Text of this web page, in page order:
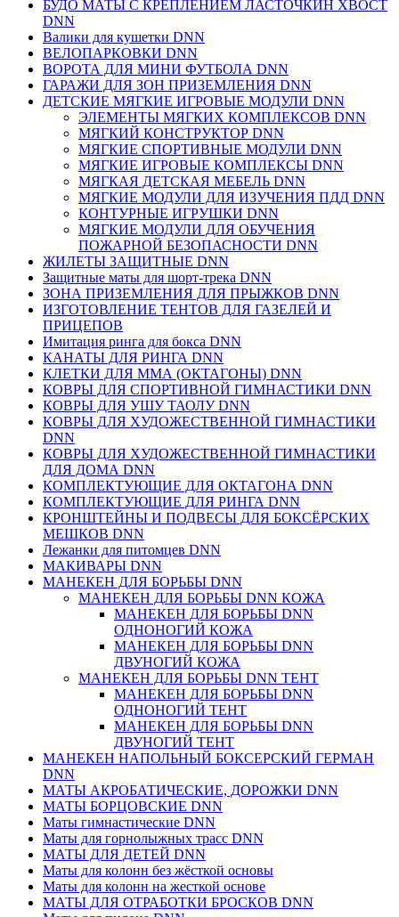
БУДО МАТЫ С КРЕПЛЕНИЕМ ЛАСТОЧКИН ХВОСТ
DNN
Валики для кушетки DNN
ВЕЛОПАРКОВКИ DNN
ВОРОТА ДЛЯ МИНИ ФУТБОЛА DNN
ГАРАЖИ ДЛЯ ЗОН ПРИЗЕМЛЕНИЯ DNN
ДЕТСКИЕ МЯГКИЕ ИГРОВЫЕ МОДУЛИ DNN
ЭЛЕМЕНТЫ МЯГКИХ КОМПЛЕКСОВ DNN
МЯГКИЙ КОНСТРУКТОР DNN
МЯГКИЕ СПОРТИВНЫЕ МОДУЛИ DNN
МЯГКИЕ ИГРОВЫЕ КОМПЛЕКСЫ DNN
МЯГКАЯ ДЕТСКАЯ МЕБЕЛЬ DNN
МЯГКИЕ МОДУЛИ ДЛЯ ИЗУЧЕНИЯ ПДД DNN
КОНТУРНЫЕ ИГРУШКИ DNN
МЯГКИЕ МОДУЛИ ДЛЯ ОБУЧЕНИЯ
ПОЖАРНОЙ БЕЗОПАСНОСТИ DNN
ЖИЛЕТЫ ЗАЩИТНЫЕ DNN
Защитные маты для шорт-трека DNN
ЗОНА ПРИЗЕМЛЕНИЯ ДЛЯ ПРЫЖКОВ DNN
ИЗГОТОВЛЕНИЕ ТЕНТОВ ДЛЯ ГАЗЕЛЕЙ И
ПРИЦЕПОВ
Имитация ринга для бокса DNN
КАНАТЫ ДЛЯ РИНГА DNN
КЛЕТКИ ДЛЯ ММА (ОКТАГОНЫ) DNN
КОВРЫ ДЛЯ СПОРТИВНОЙ ГИМНАСТИКИ DNN
КОВРЫ ДЛЯ УШУ ТАОЛУ DNN
КОВРЫ ДЛЯ ХУДОЖЕСТВЕННОЙ ГИМНАСТИКИ
DNN
КОВРЫ ДЛЯ ХУДОЖЕСТВЕННОЙ ГИМНАСТИКИ
ДЛЯ ДОМА DNN
КОМПЛЕКТУЮЩИЕ ДЛЯ ОКТАГОНА DNN
КОМПЛЕКТУЮЩИЕ ДЛЯ РИНГА DNN
КРОНШТЕЙНЫ И ПОДВЕСЫ ДЛЯ БОКСЁРСКИХ
МЕШКОВ DNN
Лежанки для питомцев DNN
МАКИВАРЫ DNN
МАНЕКЕН ДЛЯ БОРЬБЫ DNN
МАНЕКЕН ДЛЯ БОРЬБЫ DNN КОЖА
МАНЕКЕН ДЛЯ БОРЬБЫ DNN
ОДНОНОГИЙ КОЖА
МАНЕКЕН ДЛЯ БОРЬБЫ DNN
ДВУНОГИЙ КОЖА
МАНЕКЕН ДЛЯ БОРЬБЫ DNN ТЕНТ
МАНЕКЕН ДЛЯ БОРЬБЫ DNN
ОДНОНОГИЙ ТЕНТ
МАНЕКЕН ДЛЯ БОРЬБЫ DNN
ДВУНОГИЙ ТЕНТ
МАНЕКЕН НАПОЛЬНЫЙ БОКСЕРСКИЙ ГЕРМАН
DNN
МАТЫ АКРОБАТИЧЕСКИЕ, ДОРОЖКИ DNN
МАТЫ БОРЦОВСКИЕ DNN
Маты гимнастические DNN
Маты для горнолыжных трасс DNN
МАТЫ ДЛЯ ДЕТЕЙ DNN
Маты для колонн без жёсткой основы
Маты для колонн на жесткой основе
МАТЫ ДЛЯ ОТРАБОТКИ БРОСКОВ DNN